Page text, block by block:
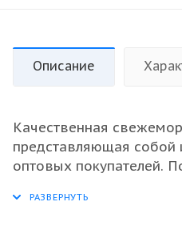
Описание
Качественная
представляющая собой
оптовых покупателей.
текстурой, что делает